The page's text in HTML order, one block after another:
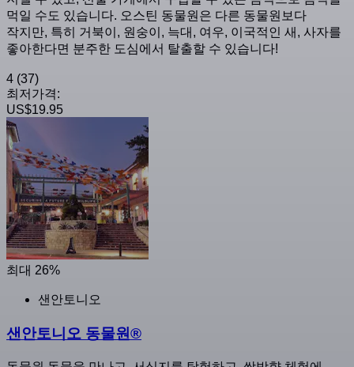
먹일 수도 있습니다. 오스틴 동물원은 다른 동물원보다
작지만, 특히 거북이, 원숭이, 늑대, 여우, 이국적인 새, 사자를
좋아한다면 분주한 도심에서 탈출할 수 있습니다!
4 (37)
최저가격:
US$19.95
최대 26%
샌안토니오
샌안토니오 동물원®